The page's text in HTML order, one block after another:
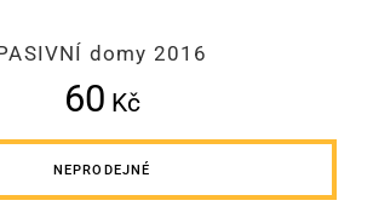
domy 2016
60 Kč
NEPRODEJNÉ